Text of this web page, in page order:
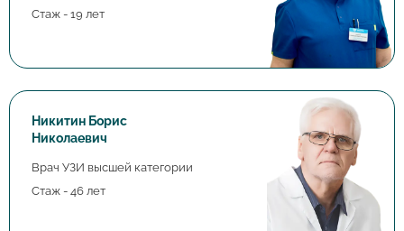
Стаж - 19 лет
Никитин Борис
Николаевич
Врач УЗИ высшей категории
Стаж - 46 лет